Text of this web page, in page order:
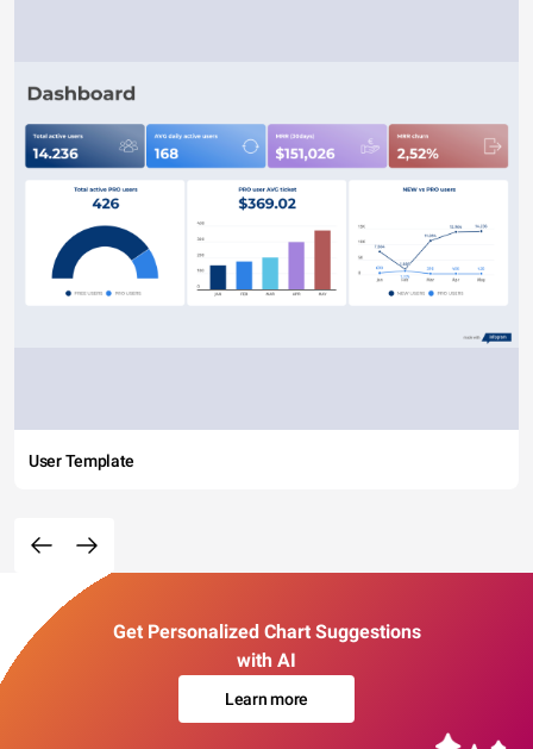
User Template
Get Personalized Chart Suggestions
with AI
Learn more